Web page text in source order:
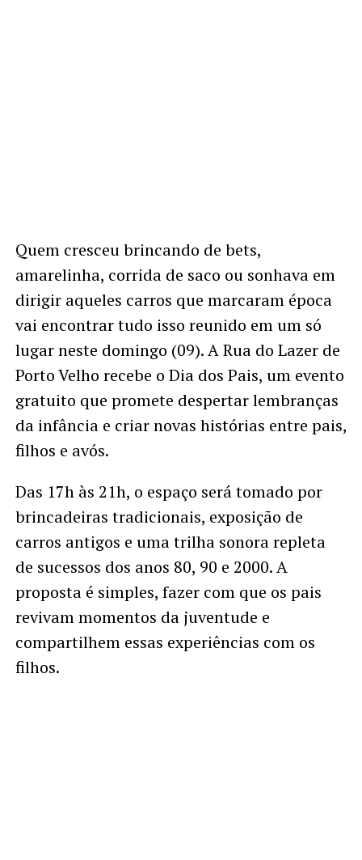
Quem cresceu brincando de bets,
amarelinha, corrida de saco ou sonhava em
dirigir aqueles carros que marcaram época
vai encontrar tudo isso reunido em um só
lugar neste domingo (09). A Rua do Lazer de
Porto Velho recebe o Dia dos Pais, um evento
gratuito que promete despertar lembranças
da infância e criar novas histórias entre pais,
filhos e avós.
Das 17h às 21h, o espaço será tomado por
brincadeiras tradicionais, exposição de
carros antigos e uma trilha sonora repleta
de sucessos dos anos 80, 90 e 2000. A
proposta é simples, fazer com que os pais
revivam momentos da juventude e
compartilhem essas experiências com os
filhos.